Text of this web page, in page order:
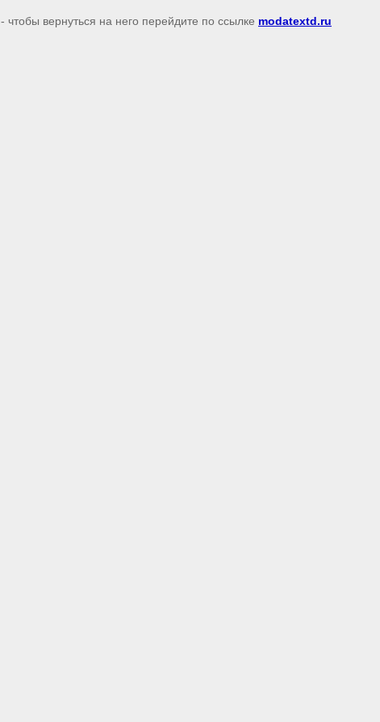
- чтобы вернуться на него перейдите по ссылке modatextd.ru